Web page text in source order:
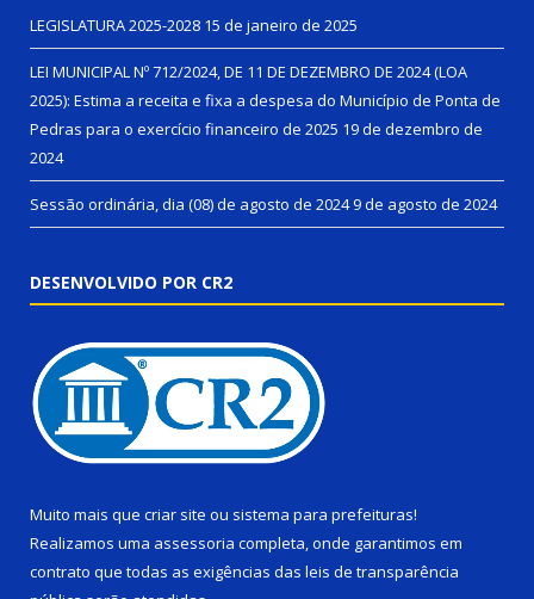
LEGISLATURA 2025-2028 15 de janeiro de 2025
LEI MUNICIPAL Nº 712/2024, DE 11 DE DEZEMBRO DE 2024 (LOA
2025): Estima a receita e fixa a despesa do Município de Ponta de
Pedras para o exercício financeiro de 2025 19 de dezembro de
2024
Sessão ordinária, dia (08) de agosto de 20249 de agosto de 2024
DESENVOLVIDO POR CR2
Muito mais que criar site ou sistema para prefeituras!
Realizamos uma assessoria completa, onde garantimos em
contrato que todas as exigências das leis de transparência